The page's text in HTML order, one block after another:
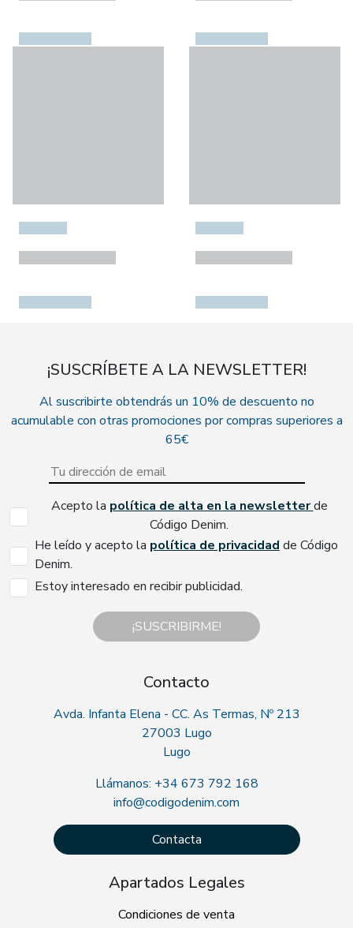
¡SUSCRÍBETE A LA NEWSLETTER!
Al suscribirte obtendrás un 10% de descuento no
acumulable con otras promociones por compras superiores a
65€
Acepto la política de alta en la newsletterde
Código Denim.
He leído y acepto la política de privacidadde Código
Denim.
Estoy interesado en recibir publicidad.
¡SUSCRIBIRME!
Contacto
Avda. Infanta Elena - CC. As Termas, Nº 213
27003 Lugo
Lugo
Llámanos: +34 673 792 168
info@codigodenim.com
Contacta
Apartados Legales
Condiciones de venta